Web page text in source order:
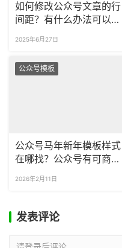
如何修改公众号文章的行
间距？有什么办法可以一
2025年6月27日
公众号模板
公众号马年新年模板样式
在哪找？公众号有可商用
2026年2月11日
发表评论